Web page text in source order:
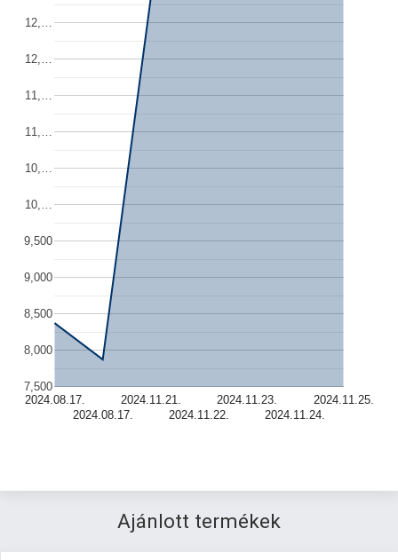
2024.08.17.
2024.08.17.
2024.11.21.
2024.11.22.
2024.11.23.
2024.11.24.
2024.11.25.
7,500
8,000
8,500
9,000
9,500
10,…
10,…
11,…
11,…
12,…
12,…
Ajánlott termékek